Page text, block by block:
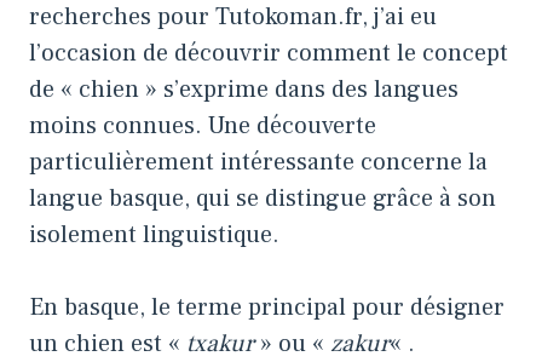
recherches pour Tutokoman.fr, j’ai eu
l’occasion de découvrir comment le concept
de « chien » s’exprime dans des langues
moins connues. Une découverte
particulièrement intéressante concerne la
langue basque, qui se distingue grâce à son
isolement linguistique.
En basque, le terme principal pour désigner
un chien est « txakur» ou « zakur« .